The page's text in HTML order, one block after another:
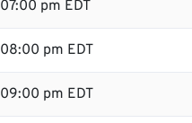
07:00 pm EDT
08:00 pm EDT
09:00 pm EDT